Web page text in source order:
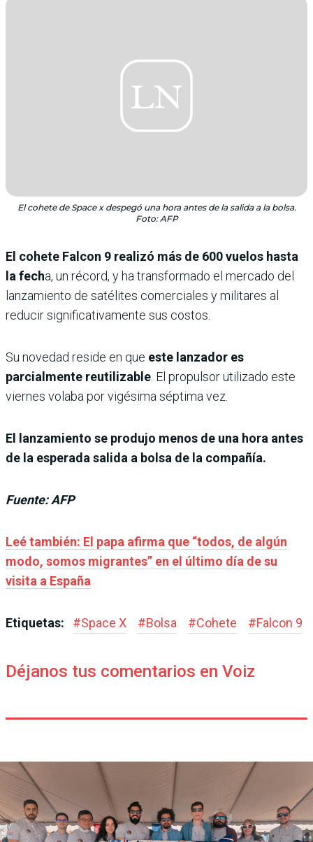
El cohete de Space x despegó una hora antes de la salida a la bolsa.
Foto: AFP
El cohete Falcon 9 realizó más de 600 vuelos hasta
la fecha, un récord, y ha transformado el mercado del
lanzamiento de satélites comerciales y militares al
reducir significativamente sus costos.
Su novedad reside en que este lanzador es
parcialmente reutilizable . El propulsor utilizado este
viernes volaba por vigésima séptima vez.
El lanzamiento se produjo menos de una hora antes
de la esperada salida a bolsa de la compañía.
Fuente: AFP
Leé también: El papa afirma que “todos, de algún
modo, somos migrantes” en el último día de su
visita a España
Etiquetas: #Space X #Bolsa #Cohete #Falcon 9
Déjanos tus comentarios en Voiz